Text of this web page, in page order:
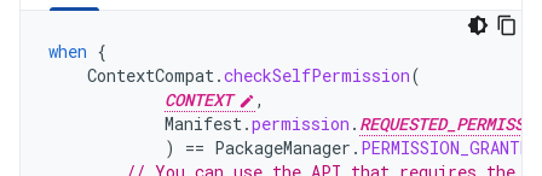
when {
ContextCompat.checkSelfPermission(
CONTEXT
,
Manifest.permission .
)
== PackageManager . PERMISSION_GRANTED